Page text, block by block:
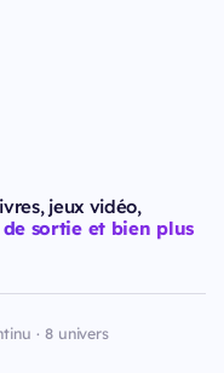
jeux vidéo,
de sortie et bien plus
· 8 univers